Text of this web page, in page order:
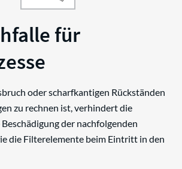
für
oder scharfkantigen Rückständen
zu rechnen ist, verhindert die
der nachfolgenden
die Filterelemente beim Eintritt in den